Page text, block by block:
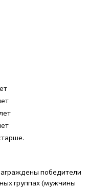
победители
группах (мужчины